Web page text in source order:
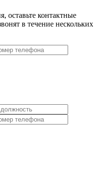
оставьте контактные
в течение нескольких